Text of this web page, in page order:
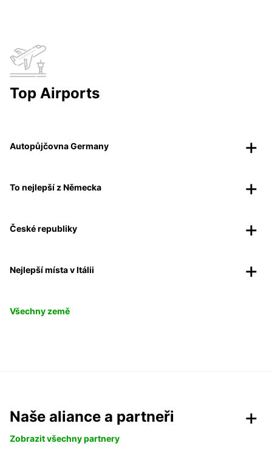
Top Airports
Autopůjčovna Germany
To nejlepší z Německa
České republiky
Nejlepší místa v Itálii
Všechny země
Naše aliance a partneři
Zobrazit všechny partnery